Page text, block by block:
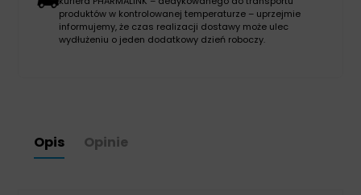
produktów w kontrolowanej temperaturze – uprzejmie
informujemy, że czas realizacji dostawy może ulec
wydłużeniu o jeden dodatkowy dzień roboczy.
Opis Opinie